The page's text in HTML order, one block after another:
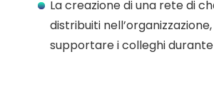
La creazione di una rete di
distribuiti
supportare i colleghi